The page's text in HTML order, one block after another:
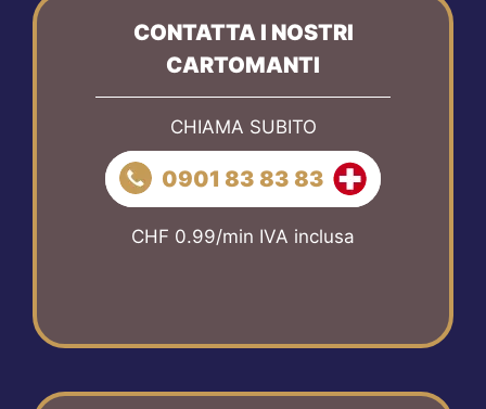
CONTATTA I NOSTRI
CARTOMANTI
CHIAMA SUBITO
0901 83 83 83
CHF 0.99/min IVA inclusa